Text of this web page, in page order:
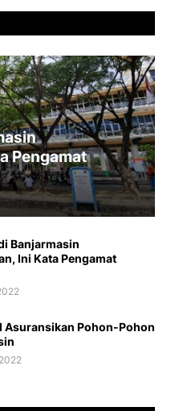
Pengamat
Banjarmasin
Ini Kata Pengamat
Asuransikan Pohon-Pohon